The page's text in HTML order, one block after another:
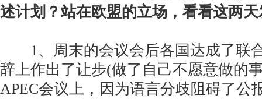
述计划？站在欧盟的立场，看看这两
1、周末的会议会后各国达成了联
辞上作出了让步(做了自己不愿意做的
APEC会议上，因为语言分歧阻碍了公